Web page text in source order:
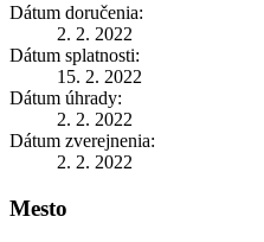
Dátum doručenia:
2. 2. 2022
Dátum splatnosti:
15. 2. 2022
Dátum úhrady:
2. 2. 2022
Dátum zverejnenia:
2. 2. 2022
Mesto